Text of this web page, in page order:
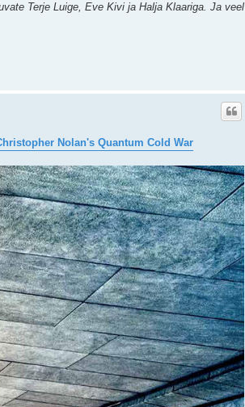
Terje Luige, Eve Kivi ja Halja Klaariga. Ja veel
Nolan's Quantum Cold War